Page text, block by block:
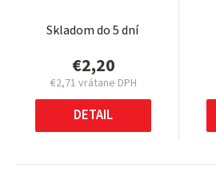
Skladom do 5 dní
€2,20
€2,71 vrátane DPH
Jednotková
cena:
DETAIL